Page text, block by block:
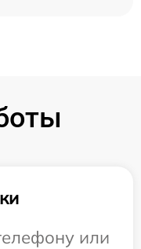
или